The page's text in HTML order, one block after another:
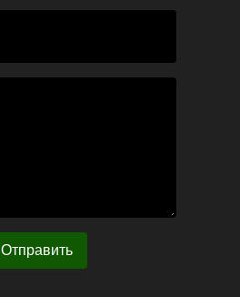
Отправить